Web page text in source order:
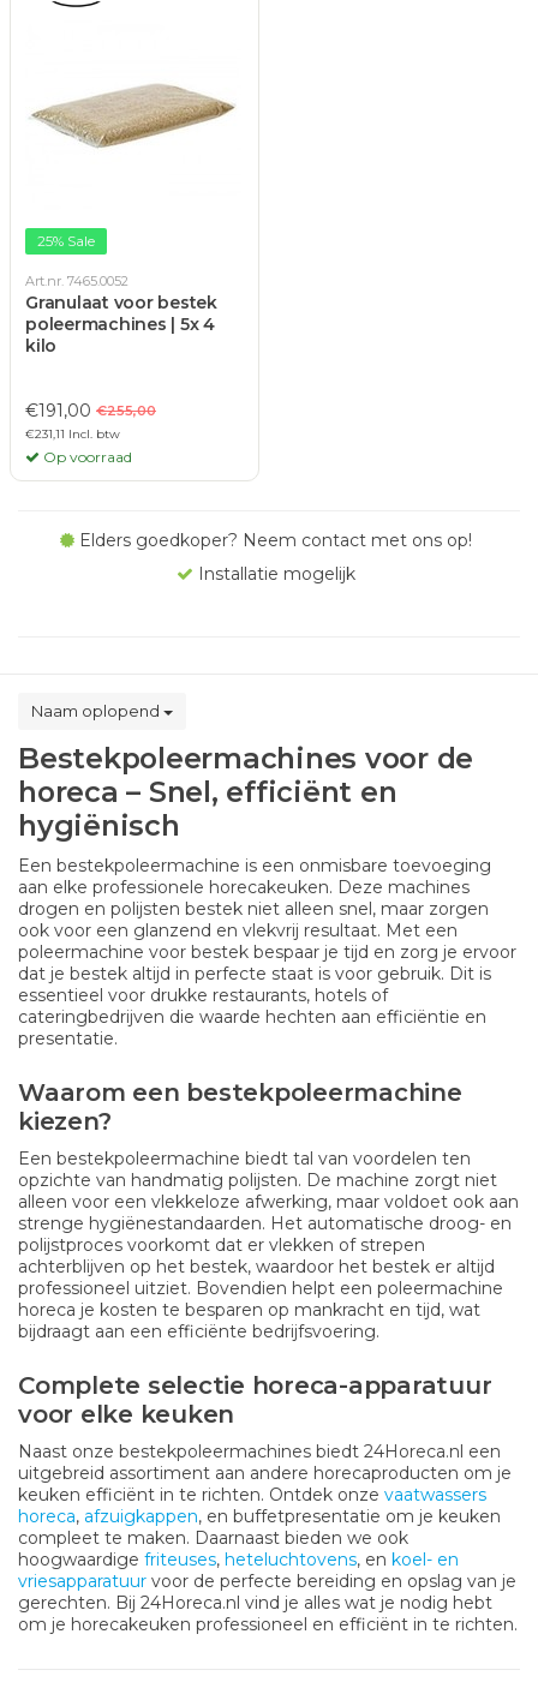
25% Sale
Art.nr. 7465.0052
Granulaat voor bestek
poleermachines | 5x 4
kilo
€191,00 €255,00
€231,11 Incl. btw
Op voorraad
Elders goedkoper? Neem contact met ons op!
Installatie mogelijk
Naam oplopend
Bestekpoleermachines voor de
horeca – Snel, efficiënt en
hygiënisch
Een bestekpoleermachine is een onmisbare toevoeging
aan elke professionele horecakeuken. Deze machines
drogen en polijsten bestek niet alleen snel, maar zorgen
ook voor een glanzend en vlekvrij resultaat. Met een
poleermachine voor bestek bespaar je tijd en zorg je ervoor
dat je bestek altijd in perfecte staat is voor gebruik. Dit is
essentieel voor drukke restaurants, hotels of
cateringbedrijven die waarde hechten aan efficiëntie en
presentatie.
Waarom een bestekpoleermachine
kiezen?
Een bestekpoleermachine biedt tal van voordelen ten
opzichte van handmatig polijsten. De machine zorgt niet
alleen voor een vlekkeloze afwerking, maar voldoet ook aan
strenge hygiënestandaarden. Het automatische droog- en
polijstproces voorkomt dat er vlekken of strepen
achterblijven op het bestek, waardoor het bestek er altijd
professioneel uitziet. Bovendien helpt een poleermachine
horeca je kosten te besparen op mankracht en tijd, wat
bijdraagt aan een efficiënte bedrijfsvoering.
Complete selectie horeca-apparatuur
voor elke keuken
Naast onze bestekpoleermachines biedt 24Horeca.nl een
uitgebreid assortiment aan andere horecaproducten om je
keuken efficiënt in te richten. Ontdek onze vaatwassers
horeca, afzuigkappen, en buffetpresentatie om je keuken
compleet te maken. Daarnaast bieden we ook
hoogwaardige friteuses, heteluchtovens, en koel- en
vriesapparatuur voor de perfecte bereiding en opslag van je
gerechten. Bij 24Horeca.nl vind je alles wat je nodig hebt
om je horecakeuken professioneel en efficiënt in te richten.